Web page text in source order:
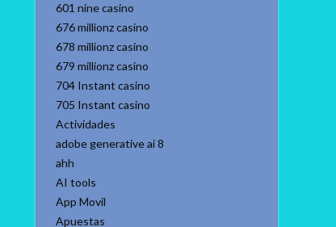
601 nine casino
676 millionz casino
678 millionz casino
679 millionz casino
704 Instant casino
705 Instant casino
Actividades
adobe generative ai 8
ahh
AI tools
App Movil
Apuestas